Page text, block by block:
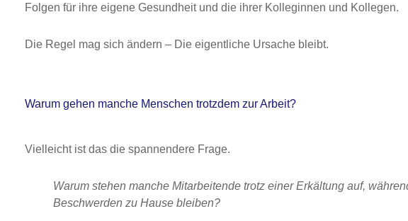
Folgen für ihre eigene Gesundheit und die ihrer Kolleginnen und Kollegen.
Die Regel mag sich ändern – Die eigentliche Ursache bleibt.
Warum gehen manche Menschen trotzdem zur Arbeit?
Vielleicht ist das die spannendere Frage.
Warum stehen manche Mitarbeitende trotz einer Erkältung auf,
Beschwerden zu Hause bleiben?